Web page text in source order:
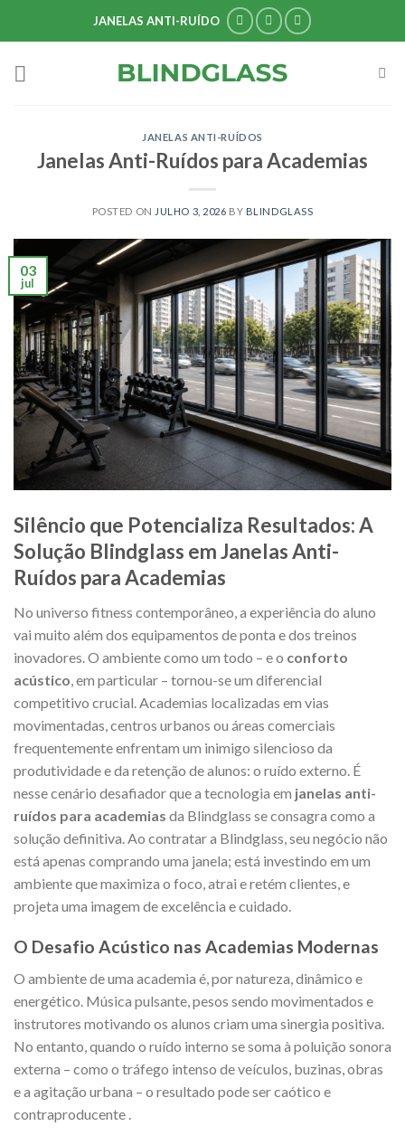
JANELAS ANTI-RUÍDO
JANELAS ANTI-RUÍDOS
Janelas Anti-Ruídos para Academias
POSTED ON JULHO 3, 2026 BY BLINDGLASS
03
jul
Silêncio que Potencializa Resultados: A
Solução Blindglass em Janelas Anti-
Ruídos para Academias
No universo fitness contemporâneo, a experiência do aluno
vai muito além dos equipamentos de ponta e dos treinos
inovadores. O ambiente como um todo – e o conforto
acústico, em particular – tornou-se um diferencial
competitivo crucial. Academias localizadas em vias
movimentadas, centros urbanos ou áreas comerciais
frequentemente enfrentam um inimigo silencioso da
produtividade e da retenção de alunos: o ruído externo. É
nesse cenário desafiador que a tecnologia em janelas anti-
ruídos para academias da Blindglass se consagra como a
solução definitiva. Ao contratar a Blindglass, seu negócio não
está apenas comprando uma janela; está investindo em um
ambiente que maximiza o foco, atrai e retém clientes, e
projeta uma imagem de excelência e cuidado.
O Desafio Acústico nas Academias Modernas
O ambiente de uma academia é, por natureza, dinâmico e
energético. Música pulsante, pesos sendo movimentados e
instrutores motivando os alunos criam uma sinergia positiva.
No entanto, quando o ruído interno se soma à poluição sonora
externa – como o tráfego intenso de veículos, buzinas, obras
e a agitação urbana – o resultado pode ser caótico e
contraproducente .